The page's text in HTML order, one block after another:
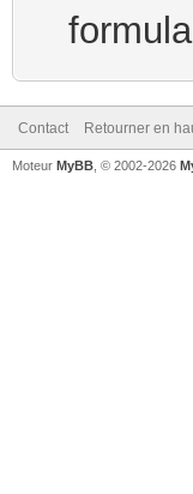
Contact Retourner en
Moteur MyBB , © 2002-2026